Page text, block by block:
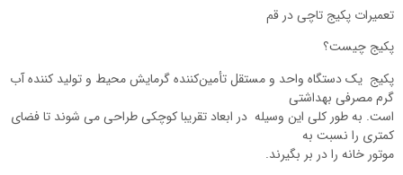
تعمیرات پکیج تاچی در قم
پکیج چیست؟
پکیج یک دستگاه واحد و مستقل تأمین‌کننده گرمایش محیط و تولید کننده آب
گرم مصرفی بهداشتی
است. به طور کلی این وسیله در ابعاد تقریبا کوچکی طراحی می شوند تا فضای
کمتری را نسبت به
موتور خانه را در بر بگیرند.